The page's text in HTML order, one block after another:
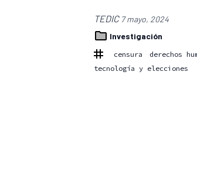
TEDIC 7 mayo, 2024
Investigación
censura derechos
tecnología y elecciones